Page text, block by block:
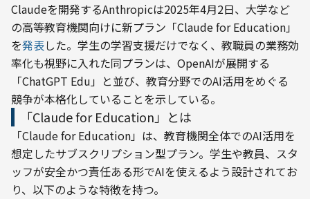
Claudeを開発するAnthropicは2025年4月2日、大学など
の高等教育機関向けに新プラン「Claude for Education」
を発表した。学生の学習支援だけでなく、教職員の業務効
率化も視野に入れた同プランは、OpenAIが展開する
「ChatGPT Edu」と並び、教育分野でのAI活用をめぐる
競争が本格化していることを示している。
「Claude for Education」とは
「Claude for Education」は、教育機関全体でのAI活用を
想定したサブスクリプション型プラン。学生や教員、スタ
ッフが安全かつ責任ある形でAIを使えるよう設計されてお
り、以下のような特徴を持つ。